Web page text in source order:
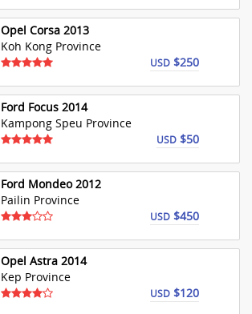
Opel Corsa 2013
Koh Kong Province
USD $250
Ford Focus 2014
Kampong Speu Province
USD $50
Ford Mondeo 2012
Pailin Province
USD $450
Opel Astra 2014
Kep Province
USD $120